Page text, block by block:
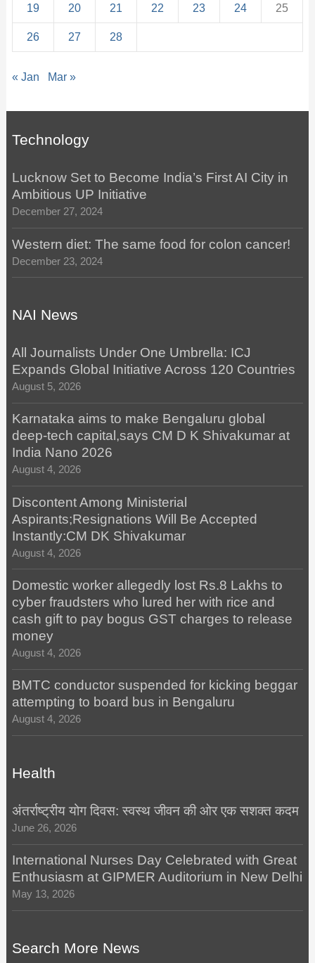
19 20 21 22 23 24 25
26 27 28
« Jan Mar »
Technology
Lucknow Set to Become India’s First AI City in
Ambitious UP Initiative
December 27, 2024
Western diet: The same food for colon cancer!
December 23, 2024
NAI News
All Journalists Under One Umbrella: ICJ
Expands Global Initiative Across 120 Countries
August 5, 2026
Karnataka aims to make Bengaluru global
deep-tech capital,says CM D K Shivakumar at
India Nano 2026
August 4, 2026
Discontent Among Ministerial
Aspirants;Resignations Will Be Accepted
Instantly:CM DK Shivakumar
August 4, 2026
Domestic worker allegedly lost Rs.8 Lakhs to
cyber fraudsters who lured her with rice and
cash gift to pay bogus GST charges to release
money
August 4, 2026
BMTC conductor suspended for kicking beggar
attempting to board bus in Bengaluru
August 4, 2026
Health
अंतर्राष्ट्रीय योग दिवस: स्वस्थ जीवन की ओर एक सशक्त कदम
June 26, 2026
International Nurses Day Celebrated with Great
Enthusiasm at GIPMER Auditorium in New Delhi
May 13, 2026
Search More News